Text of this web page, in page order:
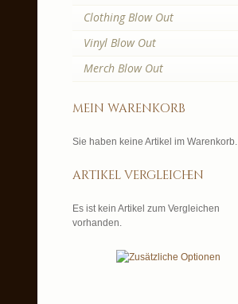
Clothing Blow Out
Vinyl Blow Out
Merch Blow Out
mein warenkorb
Sie haben keine Artikel im Warenkorb.
artikel vergleichen
Es ist kein Artikel zum Vergleichen
vorhanden.